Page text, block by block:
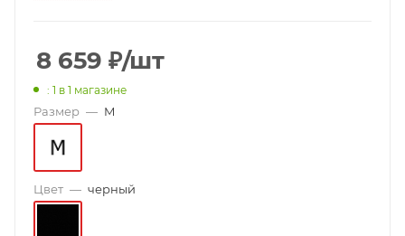
8 659 ₽/шт
: 1 в 1 магазине
Размер — M
Цвет — черный